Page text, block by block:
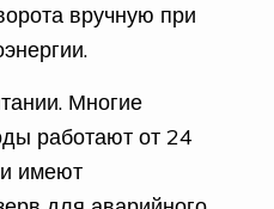
вручную при
Многие
работают от 24
и имеют